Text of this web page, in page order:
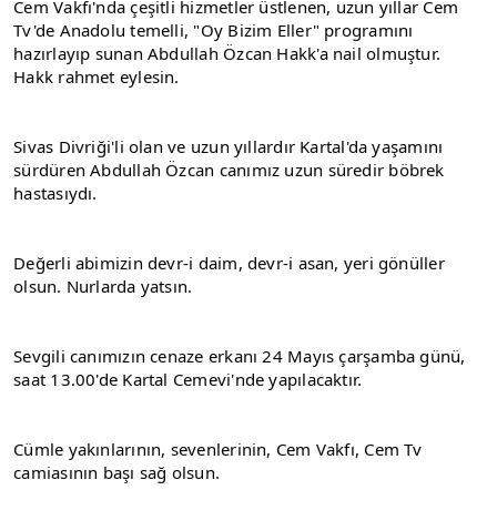
Cem Vakfı'nda çeşitli hizmetler üstlenen, uzun yıllar Cem
Tv'de Anadolu temelli, "Oy Bizim Eller" programını
hazırlayıp sunan Abdullah Özcan Hakk'a nail olmuştur.
Hakk rahmet eylesin.
Sivas Divriği'li olan ve uzun yıllardır Kartal'da yaşamını
sürdüren Abdullah Özcan canımız uzun süredir böbrek
hastasıydı.
Değerli abimizin devr-i daim, devr-i asan, yeri gönüller
olsun. Nurlarda yatsın.
Sevgili canımızın cenaze erkanı 24 Mayıs çarşamba günü,
saat 13.00'de Kartal Cemevi'nde yapılacaktır.
Cümle yakınlarının, sevenlerinin, Cem Vakfı, Cem Tv
camiasının başı sağ olsun.